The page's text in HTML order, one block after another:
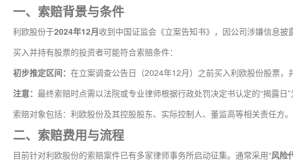
一、索赔背景与条件
利欧股份于2024年12月收到中国证监会《立案告知书》，因公司涉嫌信息
买入并持有股票的投资者可能符合索赔条件：
初步推定区间： 在立案调查公告日（2024年12月）之前买入利欧股份股票，
注意： 最终索赔时点需以法院或专业律师根据行政处罚决定书认定的“揭露
索赔对象包括：利欧股份及其控股股东、实际控制人、董监高等相关责任方。
二、索赔费用与流程
目前针对利欧股份的索赔案件已有多家律师事务所启动征集。通常采用“风险